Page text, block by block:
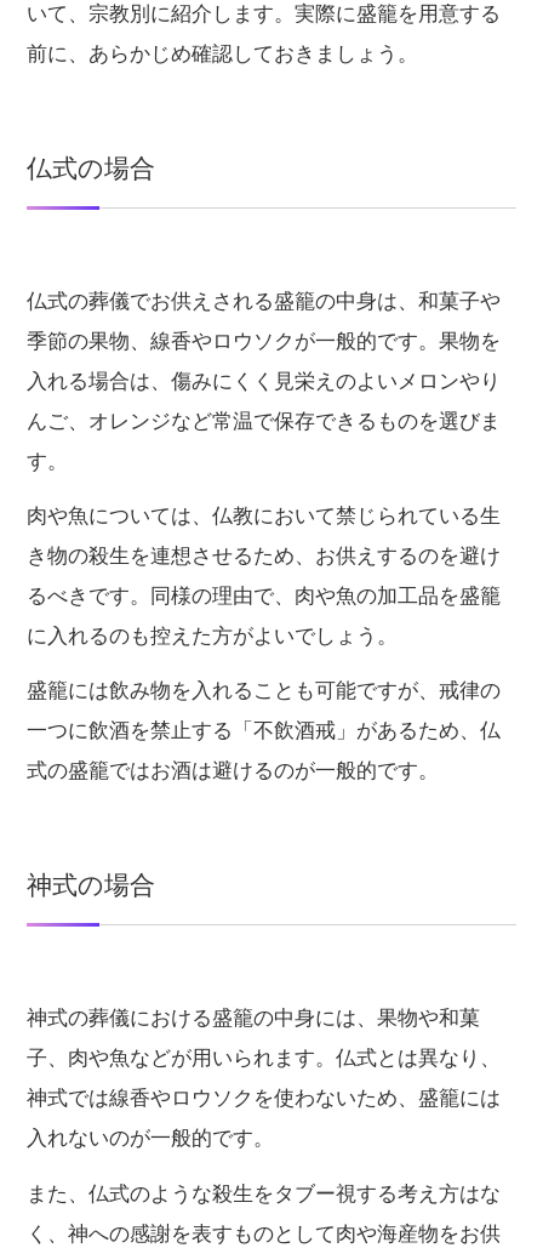
いて、宗教別に紹介します。実際に盛籠を用意する
前に、あらかじめ確認しておきましょう。
仏式の場合
仏式の葬儀でお供えされる盛籠の中身は、和菓子や
季節の果物、線香やロウソクが一般的です。果物を
入れる場合は、傷みにくく見栄えのよいメロンやり
んご、オレンジなど常温で保存できるものを選びま
す。
肉や魚については、仏教において禁じられている生
き物の殺生を連想させるため、お供えするのを避け
るべきです。同様の理由で、肉や魚の加工品を盛籠
に入れるのも控えた方がよいでしょう。
盛籠には飲み物を入れることも可能ですが、戒律の
一つに飲酒を禁止する「不飲酒戒」があるため、仏
式の盛籠ではお酒は避けるのが一般的です。
神式の場合
神式の葬儀における盛籠の中身には、果物や和菓
子、肉や魚などが用いられます。仏式とは異なり、
神式では線香やロウソクを使わないため、盛籠には
入れないのが一般的です。
また、仏式のような殺生をタブー視する考え方はな
く、神への感謝を表すものとして肉や海産物をお供